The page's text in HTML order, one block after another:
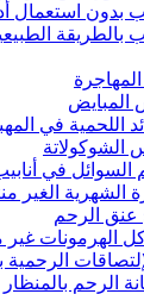
بدون استعمال
بالطريقة
المبايض
اللحمية في
الشوكولاتة
السوائل في
الشهرية الغير
عنق الرحم
الهرمونات غير
الرحمية
الرحم بالمنظار